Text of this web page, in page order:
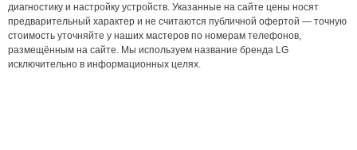
диагностику и настройку устройств. Указанные на сайте цены носят
предварительный характер и не считаются публичной офертой — точную
стоимость уточняйте у наших мастеров по номерам телефонов,
размещённым на сайте. Мы используем название бренда LG
исключительно в информационных целях.